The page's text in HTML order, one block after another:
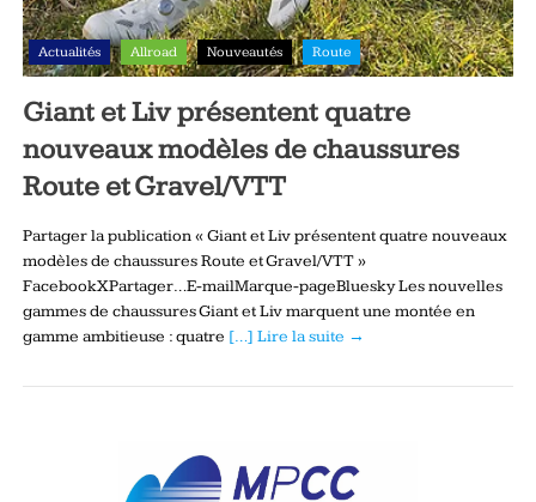
Actualités Allroad Nouveautés Route
Giant et Liv présentent quatre
nouveaux modèles de chaussures
Route et Gravel/VTT
Partager la publication « Giant et Liv présentent quatre nouveaux
modèles de chaussures Route et Gravel/VTT »
FacebookXPartager…E-mailMarque-pageBluesky Les nouvelles
gammes de chaussures Giant et Liv marquent une montée en
gamme ambitieuse : quatre […] Lire la suite →